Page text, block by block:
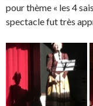
pour thème « les 4
spectacle fut très